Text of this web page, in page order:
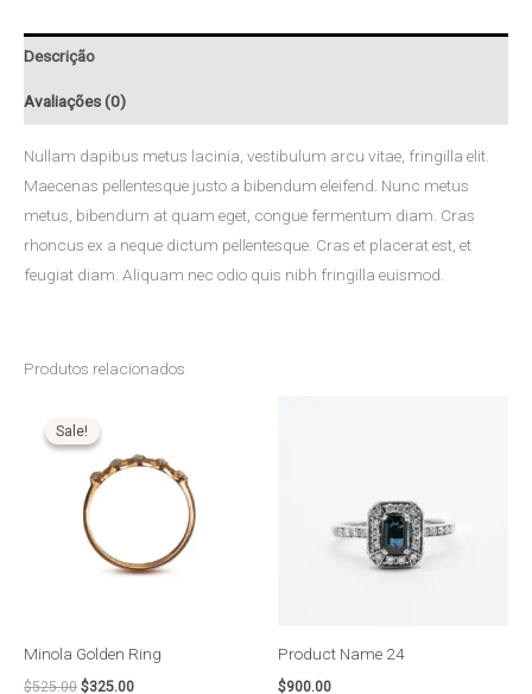
Descrição
Avaliações (0)
Nullam dapibus metus lacinia, vestibulum arcu vitae, fringilla elit.
Maecenas pellentesque justo a bibendum eleifend. Nunc metus
metus, bibendum at quam eget, congue fermentum diam. Cras
rhoncus ex a neque dictum pellentesque. Cras et placerat est, et
feugiat diam. Aliquam nec odio quis nibh fringilla euismod.
Produtos relacionados
Sale!
Sale!
Minola Golden Ring
$525.00
preço
original
$525.00.
$325.00
é:
$325.00.
Product Name 24
$900.00